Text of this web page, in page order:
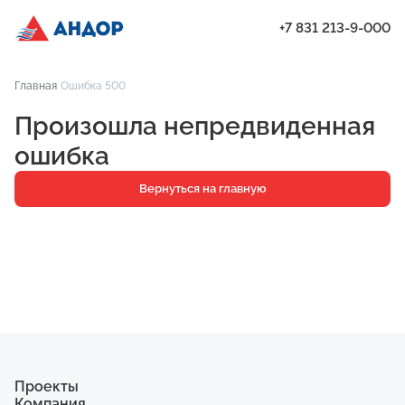
Проекты
Квартиры
Паркинг
Кладовые
+7 831 213-9-000
Главная Ошибка 500
Произошла непредвиденная
ошибка
Вернуться на главную
Проекты